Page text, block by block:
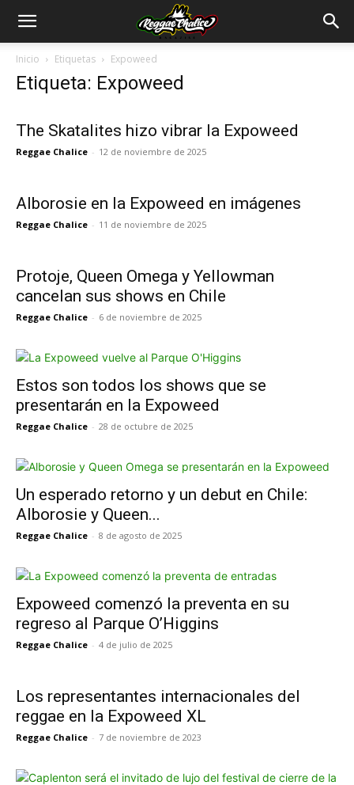
Inicio Etiquetas Expoweed
Etiqueta: Expoweed
The Skatalites hizo vibrar la Expoweed
Reggae Chalice - 12 de noviembre de 2025
Alborosie en la Expoweed en imágenes
Reggae Chalice - 11 de noviembre de 2025
Protoje, Queen Omega y Yellowman
cancelan sus shows en Chile
Reggae Chalice - 6 de noviembre de 2025
Estos son todos los shows que se
presentarán en la Expoweed
Reggae Chalice - 28 de octubre de 2025
Un esperado retorno y un debut en Chile:
Alborosie y Queen...
Reggae Chalice - 8 de agosto de 2025
Expoweed comenzó la preventa en su
regreso al Parque O’Higgins
Reggae Chalice - 4 de julio de 2025
Los representantes internacionales del
reggae en la Expoweed XL
Reggae Chalice - 7 de noviembre de 2023